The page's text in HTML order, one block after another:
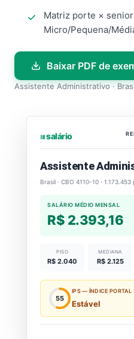
Matriz porte ×
Micro/Pequena/
Baixar PDF de
Assistente Administrativo ·
⏐⏐⏐ salário
Assistente
Brasil · CBO 4110-10 ·
SALÁRIO MÉDIO MENSAL
R$ 2.393,16
PISO
R$ 2.040
MEDIANA
R$ 2.125
55
IPS — ÍNDICE PORTAL
Estável